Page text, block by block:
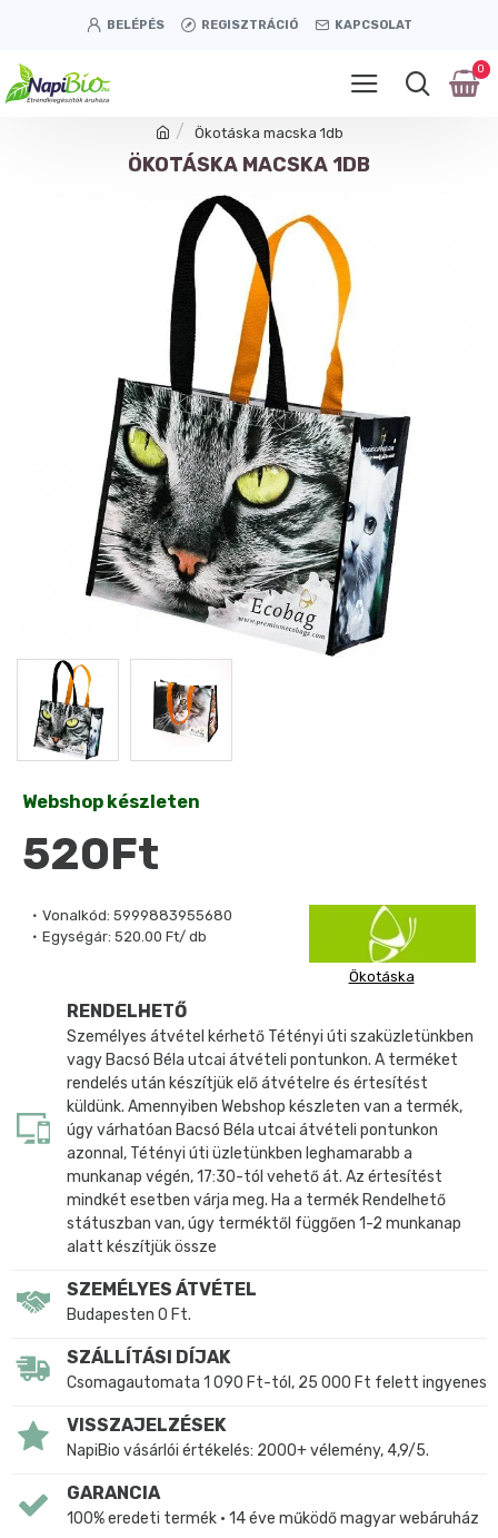
BELÉPÉS REGISZTRÁCIÓ KAPCSOLAT
0
Ökotáska macska 1db
ÖKOTÁSKA MACSKA 1DB
Vonalkód: 5999883955680
Egységár: 520.00 Ft/ db
Ökotáska
Webshop készleten
520Ft
RENDELHETŐ
Személyes átvétel kérhető Tétényi úti szaküzletünkben
vagy Bacsó Béla utcai átvételi pontunkon. A terméket
rendelés után készítjük elő átvételre és értesítést
küldünk. Amennyiben Webshop készleten van a termék,
úgy várhatóan Bacsó Béla utcai átvételi pontunkon
azonnal, Tétényi úti üzletünkben leghamarabb a
munkanap végén, 17:30-tól vehető át. Az értesítést
mindkét esetben várja meg. Ha a termék Rendelhető
státuszban van, úgy terméktől függően 1-2 munkanap
alatt készítjük össze
SZEMÉLYES ÁTVÉTEL
Budapesten 0 Ft.
SZÁLLÍTÁSI DÍJAK
Csomagautomata 1 090 Ft-tól, 25 000 Ft felett ingyenes
VISSZAJELZÉSEK
NapiBio vásárlói értékelés: 2000+ vélemény, 4,9/5.
GARANCIA
100% eredeti termék • 14 éve működő magyar webáruház